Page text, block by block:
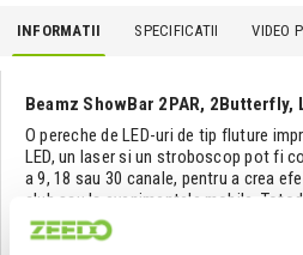
INFORMATII SPECIFICATII VIDEO
Beamz ShowBar 2PAR, 2Butterfly,
O pereche de LED-uri de tip fluture
LED, un laser si un stroboscop pot fi
a 9, 18 sau 30 canale, pentru a crea
club sau la evenimentele mobile.
ajutorul unei telecomenzi IR sau via
schimba rapid modul de functionare